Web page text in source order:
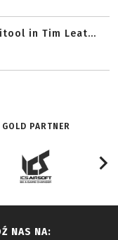
in Tim Leat...
GOLD PARTNER
NAS NA: